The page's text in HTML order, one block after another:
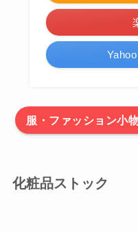
服・ファッション小
化粧品ストック